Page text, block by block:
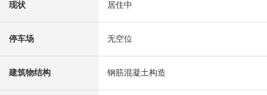
现状 居住中
停车场 无空位
建筑物结构 钢筋混凝土构造